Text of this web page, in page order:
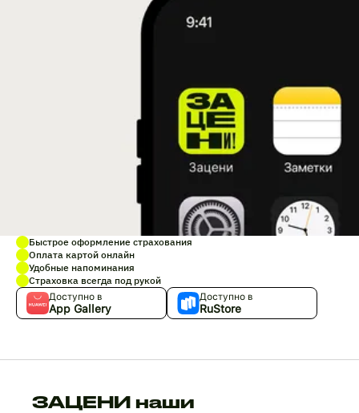
Быстрое оформление страхования
Оплата картой онлайн
Удобные напоминания
Страховка всегда под рукой
Доступно в
App Gallery
Доступно в
RuStore
ЗАЦЕНИ наши